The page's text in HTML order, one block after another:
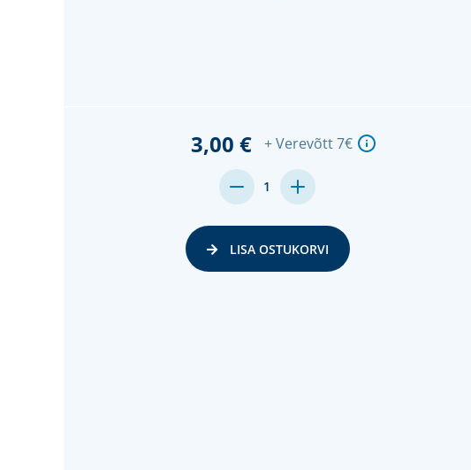
3,00 € + Verevõtt 7€
MENGE
VON
UNDEFINED
1
MENGE
VON
UNDEFINED
LISA OSTUKORVI